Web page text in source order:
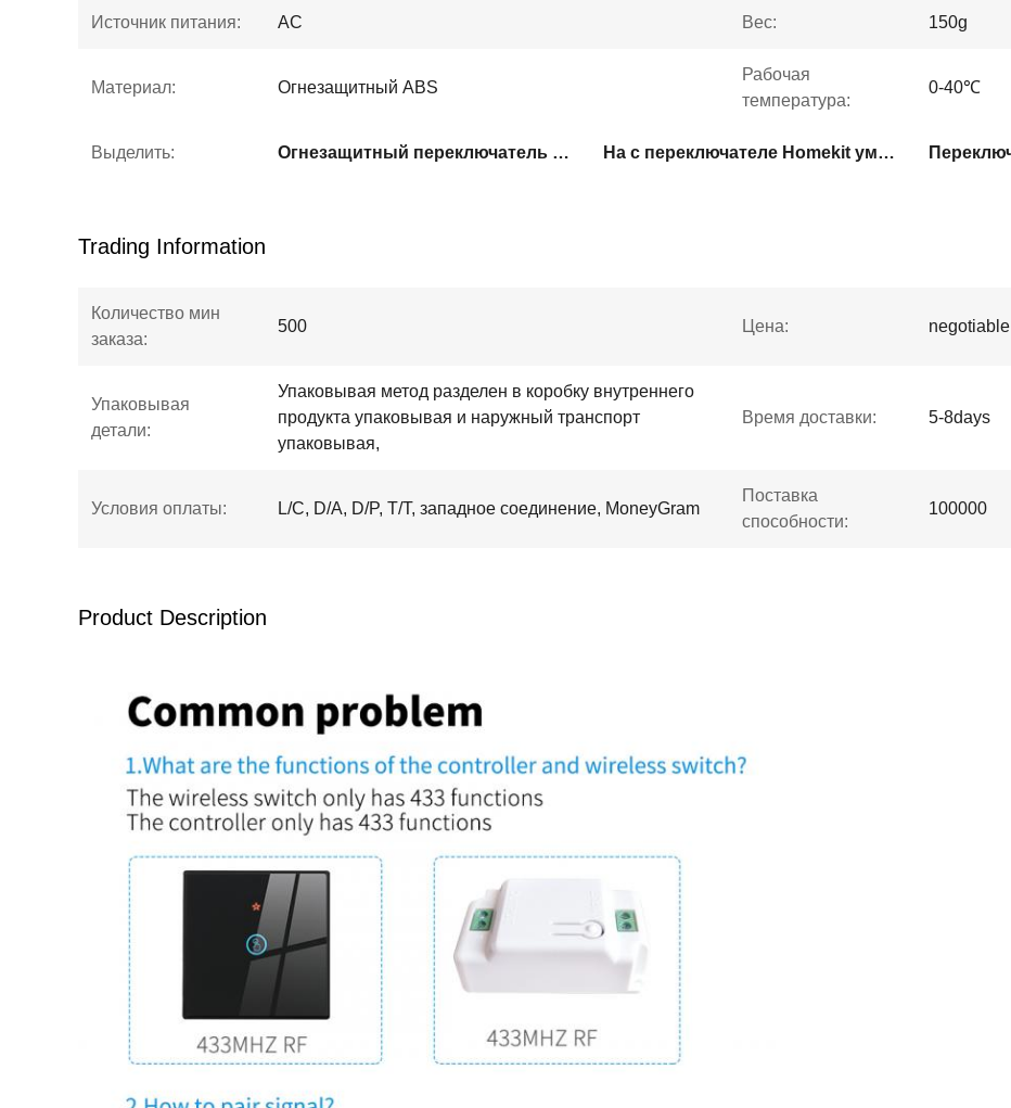
Источник питания: AC Вес: 150g
Материал: Огнезащитный ABS
Рабочая
температура:
0-40℃
Выделить: Огнезащитный переключатель Homekit умный На с переключателе Homekit умном
Trading Information
Количество мин
заказа:
500 Цена: negotiable
Упаковывая
детали:
Упаковывая метод разделен в коробку внутреннего
продукта упаковывая и наружный транспорт
упаковывая,
Время доставки: 5-8days
Условия оплаты: L/C, D/A, D/P, T/T, западное соединение, MoneyGram
Поставка
способности:
100000
Product Description